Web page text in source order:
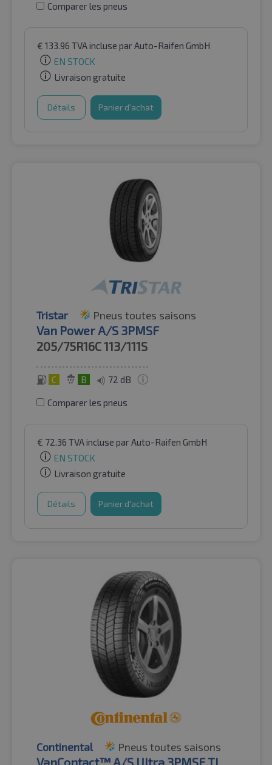
Comparer les pneus
€ 133.96 TVA incluse par Auto-Raifen GmbH
EN STOCK
Livraison gratuite
Détails Panier d'achat
Tristar Pneus toutes saisons
Van Power A/S 3PMSF
205/75R16C113/111S
C B 72 dB
Comparer les pneus
€ 72.36 TVA incluse par Auto-Raifen GmbH
EN STOCK
Livraison gratuite
Détails Panier d'achat
Continental Pneus toutes saisons
VanContact™ A/S Ultra 3PMSF TL